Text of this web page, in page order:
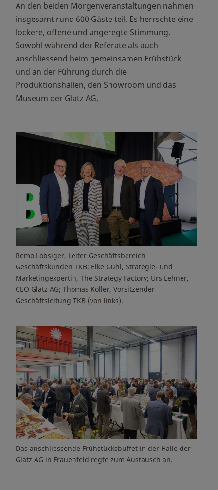
An den beiden Morgenveranstaltungen nahmen
insgesamt rund 600 Gäste teil. Es herrschte eine
lockere, offene und angeregte Stimmung.
Sowohl während der Referate als auch
anschliessend beim gemeinsamen Frühstück
und an der Führung durch die
Produktionshallen, den Showroom und das
Museum der Glatz AG.
Remo Lobsiger, Leiter Geschäftsbereich
Geschäftskunden TKB; Elke Guhl, Strategie- und
Marketingexpertin, The Strategy Factory; Urs Lehner,
CEO Glatz AG; Thomas Koller, Vorsitzender
Geschäftsleitung TKB (von links).
Das anschliessende Frühstücksbuffet in der Halle der
Glatz AG in Frauenfeld regte zum Austausch an.